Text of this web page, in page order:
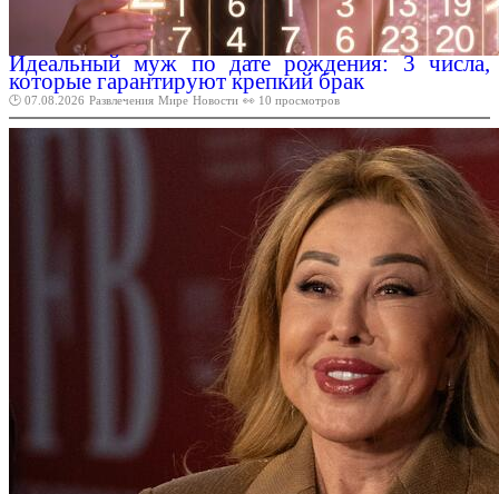
Идеальный муж по дате рождения: 3 числа,
которые гарантируют крепкий брак
🕑 07.08.2026 Развлечения Мире Новости 👀 10 просмотров